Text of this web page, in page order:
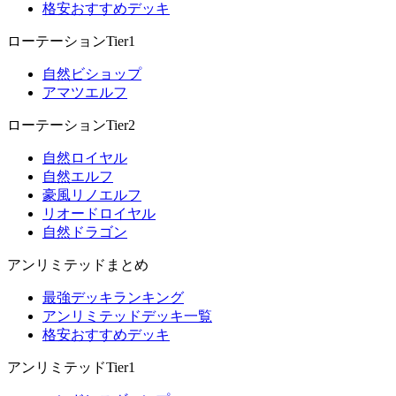
格安おすすめデッキ
ローテーションTier1
自然ビショップ
アマツエルフ
ローテーションTier2
自然ロイヤル
自然エルフ
豪風リノエルフ
リオードロイヤル
自然ドラゴン
アンリミテッドまとめ
最強デッキランキング
アンリミテッドデッキ一覧
格安おすすめデッキ
アンリミテッドTier1